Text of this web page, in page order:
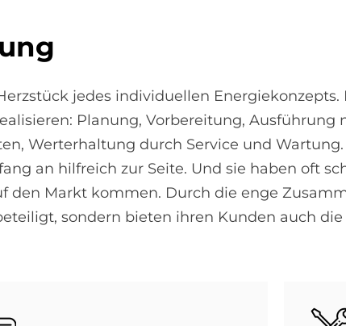
jedes individuellen Energiekonzepts.
Planung, Vorbereitung, Ausführung
Werterhaltung durch Service und Wartung.
an hilfreich zur Seite. Und sie haben oft
den Markt kommen. Durch die enge
sondern bieten ihren Kunden auch
Bild